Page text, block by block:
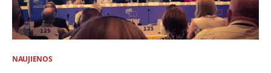
NAUJIENOS